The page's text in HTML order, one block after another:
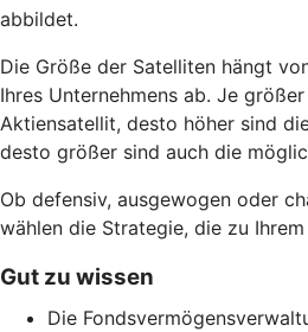
abbildet.
Die Größe der Satelliten hängt
Ihres Unternehmens ab. Je
Aktiensatellit, desto höher sind
desto größer sind auch die
Ob defensiv, ausgewogen oder
wählen die Strategie, die zu
Gut zu wissen
Die